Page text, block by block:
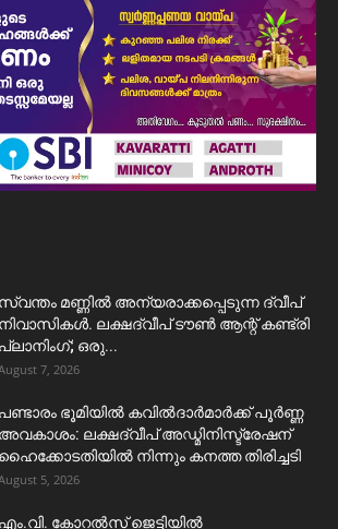
സ്വന്തം മണ്ണിൽ അന്യരാക്കപ്പെടുന്ന ദ്വീപ്
നിവാസികൾ. ലക്ഷദ്വീപ് ടൗൺ ആന്റ് കണ്ട്രി
പ്ലാനിംഗ്; ഒരു...
7, 2026
പണ്ടാരം ഭൂമിയിൽ കവിൽദാർമാർക്ക് പൂർണ്ണ
അവകാശം: ലക്ഷദ്വീപ് അഡ്മിനിസ്ട്രേഷന്
ഹൈക്കോടതിയിൽ നിന്നും കനത്ത തിരിച്ചടി
5, 2026
​എം.വി. കോറൽസ് ജെട്ടിയിൽ